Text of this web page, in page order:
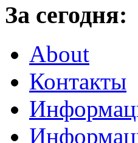
За сегодня:
About
Контакты